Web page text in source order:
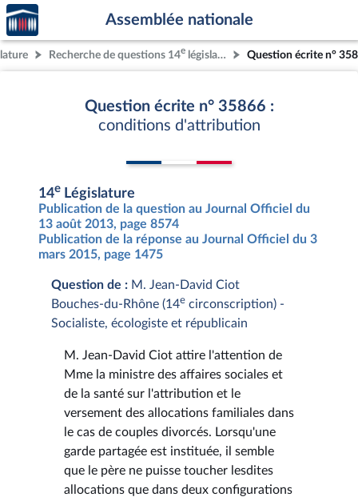
Aller au contenu
Aller en bas de la page
Accèder
à la
page
d'accueil
Assemblée nationale
Recherche de questions 14e législature Question écrite n°
Question écrite n° 35866 :
conditions d'attribution
14e Législature
Publication de la question au Journal Officiel du
13 août 2013, page 8574
Publication de la réponse au Journal Officiel du 3
mars 2015, page 1475
Question de : M. Jean-David Ciot
Bouches-du-Rhône (14e circonscription) -
Socialiste, écologiste et républicain
M. Jean-David Ciot attire l'attention de
Mme la ministre des affaires sociales et
de la santé sur l'attribution et le
versement des allocations familiales dans
le cas de couples divorcés. Lorsqu'une
garde partagée est instituée, il semble
que le père ne puisse toucher lesdites
allocations que dans deux configurations